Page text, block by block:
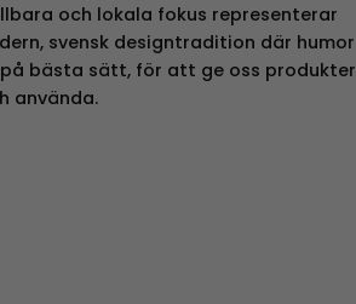
och lokala fokus representerar
svensk designtradition där humor
bästa sätt, för att ge oss produkter
använda.